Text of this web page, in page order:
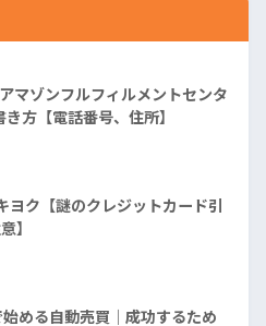
マゾンフルフィルメントセンタ
方【電話番号、住所】
ヨク【謎のクレジットカード引
】
める自動売買｜成功するため